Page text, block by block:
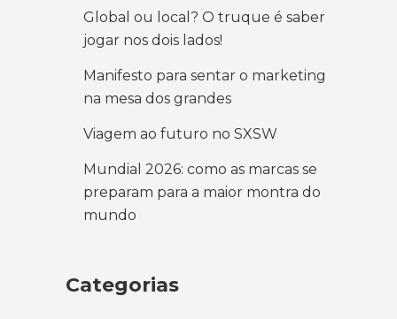
Global ou local? O truque é saber
jogar nos dois lados!
Manifesto para sentar o marketing
na mesa dos grandes
Viagem ao futuro no SXSW
Mundial 2026: como as marcas se
preparam para a maior montra do
mundo
Categorias